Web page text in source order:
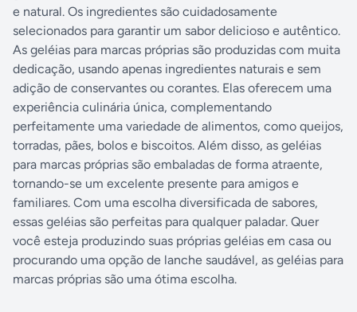
e natural. Os ingredientes são cuidadosamente
selecionados para garantir um sabor delicioso e autêntico.
As geléias para marcas próprias são produzidas com muita
dedicação, usando apenas ingredientes naturais e sem
adição de conservantes ou corantes. Elas oferecem uma
experiência culinária única, complementando
perfeitamente uma variedade de alimentos, como queijos,
torradas, pães, bolos e biscoitos. Além disso, as geléias
para marcas próprias são embaladas de forma atraente,
tornando-se um excelente presente para amigos e
familiares. Com uma escolha diversificada de sabores,
essas geléias são perfeitas para qualquer paladar. Quer
você esteja produzindo suas próprias geléias em casa ou
procurando uma opção de lanche saudável, as geléias para
marcas próprias são uma ótima escolha.